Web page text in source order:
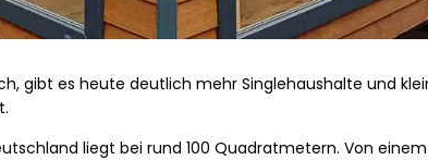
gibt es heute deutlich mehr Singlehaushalte und
liegt bei rund 100 Quadratmetern. Von